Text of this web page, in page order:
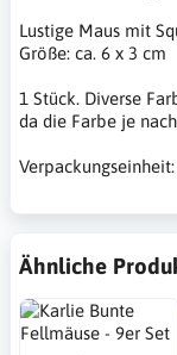
Lustige Maus mit
Größe: ca. 6 x 3 cm
1 Stück. Diverse
da die Farbe je
Verpackungseinheit:
Ähnliche